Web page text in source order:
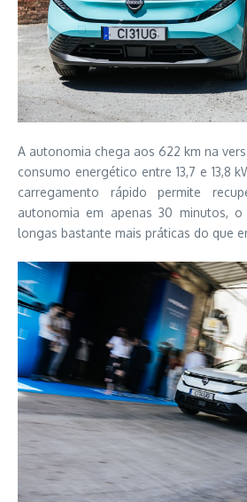
A autonomia chega aos 622 km na
consumo energético entre 13,7 e 13,8
carregamento rápido permite
autonomia em apenas 30 minutos,
longas bastante mais práticas do que